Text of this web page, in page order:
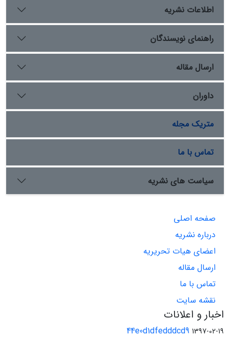
اطلاعات نشریه
راهنمای نویسندگان
ارسال مقاله
داوران
متریک مجله
تماس با ما
سیاست های نشریه
صفحه اصلی
درباره نشریه
اعضای هیات تحریریه
ارسال مقاله
تماس با ما
نقشه سایت
اخبار و اعلانات
44e0d1dfedddcd9 1397-02-19